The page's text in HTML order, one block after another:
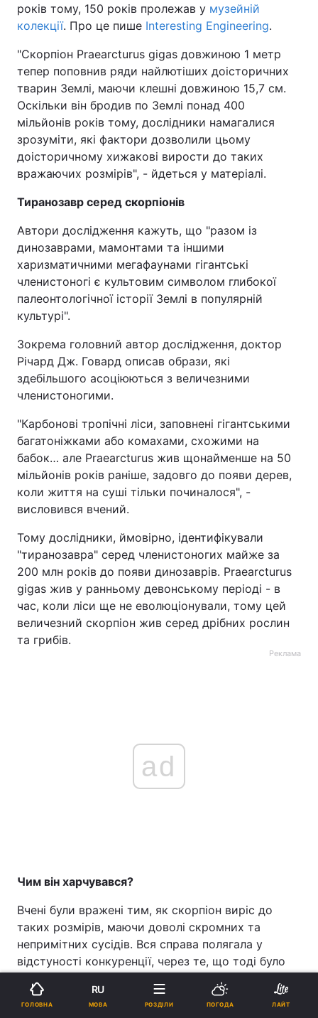
років тому, 150 років пролежав у музейній
колекції. Про це пише Interesting Engineering.
"Скорпіон Praearcturus gigas довжиною 1 метр
тепер поповнив ряди найлютіших доісторичних
тварин Землі, маючи клешні довжиною 15,7 см.
Оскільки він бродив по Землі понад 400
мільйонів років тому, дослідники намагалися
зрозуміти, які фактори дозволили цьому
доісторичному хижакові вирости до таких
вражаючих розмірів", - йдеться у матеріалі.
Тиранозавр серед скорпіонів
Автори дослідження кажуть, що "разом із
динозаврами, мамонтами та іншими
харизматичними мегафаунами гігантські
членистоногі є культовим символом глибокої
палеонтологічної історії Землі в популярній
культурі".
Зокрема головний автор дослідження, доктор
Річард Дж. Говард описав образи, які
здебільшого асоціюються з величезними
членистоногими.
"Карбонові тропічні ліси, заповнені гігантськими
багатоніжками або комахами, схожими на
бабок… але Praearcturus жив щонайменше на 50
мільйонів років раніше, задовго до появи дерев,
коли життя на суші тільки починалося", -
висловився вчений.
Тому дослідники, ймовірно, ідентифікували
"тиранозавра" серед членистоногих майже за
200 млн років до появи динозаврів. Praearcturus
gigas жив у ранньому девонському періоді - в
час, коли ліси ще не еволюціонували, тому цей
величезний скорпіон жив серед дрібних рослин
та грибів.
Реклама
ad
Чим він харчувався?
Вчені були вражені тим, як скорпіон виріс до
таких розмірів, маючи доволі скромних та
непримітних сусідів. Вся справа полягала у
відстуності конкуренції, через те, що тоді було
стати хижим гігантом.
ГОЛОВНА
RU
МОВА РОЗДІЛИ ПОГОДА ЛАЙТ